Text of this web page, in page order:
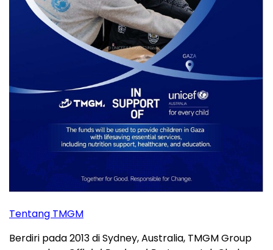
Tentang TMGM
Berdiri pada 2013 di Sydney, Australia, TMGM Group